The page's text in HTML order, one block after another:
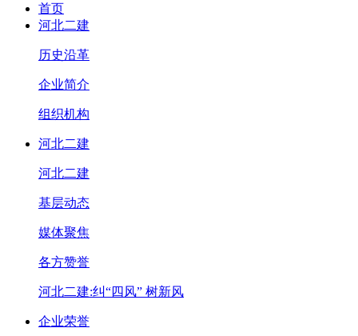
首页
河北二建
历史沿革
企业简介
组织机构
河北二建
河北二建
基层动态
媒体聚焦
各方赞誉
河北二建:纠“四风” 树新风
企业荣誉